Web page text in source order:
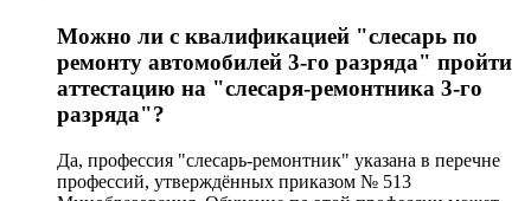
Можно ли с квалификацией "слесарь по
ремонту автомобилей 3-го разряда" пройти
аттестацию на "слесаря-ремонтника 3-го
разряда"?
Да, профессия "слесарь-ремонтник" указана в перечне
профессий, утверждённых приказом № 513